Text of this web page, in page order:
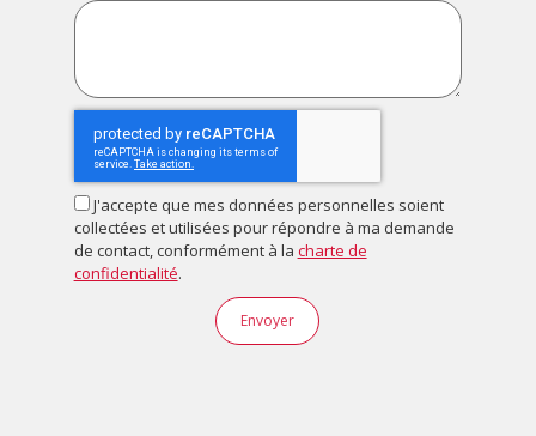
J'accepte que mes données personnelles soient
collectées et utilisées pour répondre à ma demande
de contact, conformément à la charte de
confidentialité.
Envoyer